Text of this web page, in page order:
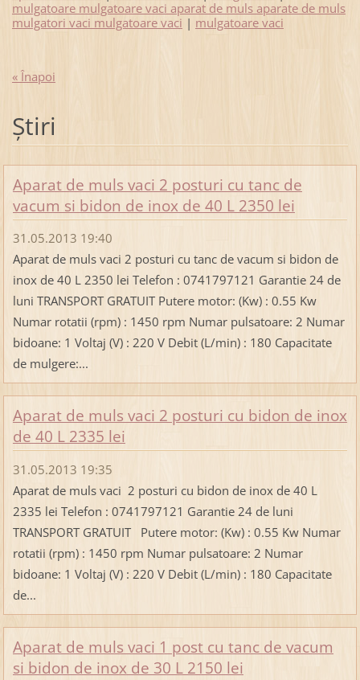
mulgatoare mulgatoare vaci aparat de muls aparate de muls
mulgatori vaci mulgatoare vaci | mulgatoare vaci
« Înapoi
Ştiri
Aparat de muls vaci 2 posturi cu tanc de
vacum si bidon de inox de 40 L 2350 lei
31.05.2013 19:40
Aparat de muls vaci 2 posturi cu tanc de vacum si bidon de
inox de 40 L 2350 lei Telefon : 0741797121 Garantie 24 de
luni TRANSPORT GRATUIT Putere motor: (Kw) : 0.55 Kw
Numar rotatii (rpm) : 1450 rpm Numar pulsatoare: 2 Numar
bidoane: 1 Voltaj (V) : 220 V Debit (L/min) : 180 Capacitate
de mulgere:...
Aparat de muls vaci 2 posturi cu bidon de inox
de 40 L 2335 lei
31.05.2013 19:35
Aparat de muls vaci 2 posturi cu bidon de inox de 40 L
2335 lei Telefon : 0741797121 Garantie 24 de luni
TRANSPORT GRATUIT Putere motor: (Kw) : 0.55 Kw Numar
rotatii (rpm) : 1450 rpm Numar pulsatoare: 2 Numar
bidoane: 1 Voltaj (V) : 220 V Debit (L/min) : 180 Capacitate
de...
Aparat de muls vaci 1 post cu tanc de vacum
si bidon de inox de 30 L 2150 lei